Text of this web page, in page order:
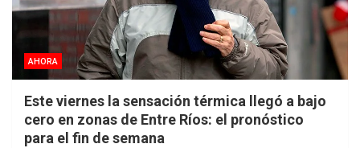
AHORA
Este viernes la sensación térmica llegó a bajo
cero en zonas de Entre Ríos: el pronóstico
para el fin de semana